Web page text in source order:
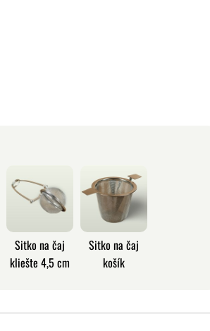
Sitko na čaj
kliešte 4,5 cm
Sitko na čaj
košík